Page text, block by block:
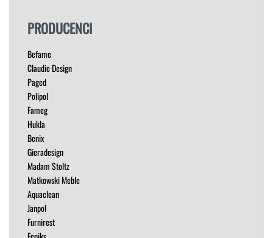
HOKERY
ŁÓŻKA
MEBLE RTV
NAROŻNIKI
OUTLET
PUFY
SOFY
STOLIKI
STOŁY
SZAFKI I KOMODY
PRODUCENCI
Befame
Claudie Design
Paged
Polipol
Fameg
Hukla
Benix
Gieradesign
Madam Stoltz
Matkowski Meble
Aquaclean
Janpol
Furnirest